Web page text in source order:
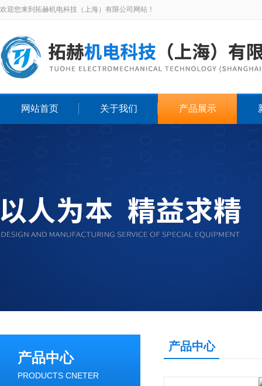
欢迎您来到拓赫机电科技（上海）有限公司网站！
网站首页 关于我们 产品展示
产品中心
PRODUCTS CNETER
产品中心